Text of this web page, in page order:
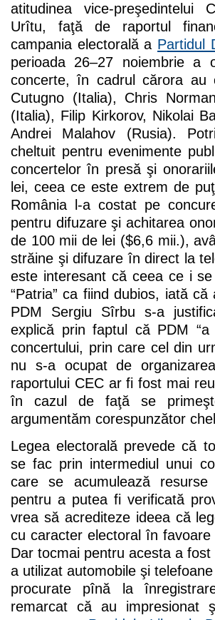
atitudinea vice-preşedintelui
Urîtu, faţă de raportul
campania electorală a Partidul
perioada 26–27 noiembrie a
concerte, în cadrul cărora au
Cutugno (Italia), Chris
(Italia), Filip Kirkorov, Nikolai
Andrei Malahov (Rusia).
cheltuit pentru evenimente
concertelor în presă şi
lei, ceea ce este extrem de
România l-a costat pe
pentru difuzare şi achitarea
de 100 mii de lei ($6,6 mii.),
străine şi difuzare în direct la
este interesant că ceea ce i
“Patria” ca fiind dubios, iată
PDM Sergiu Sîrbu s-a
explică prin faptul că PDM
concertului, prin care cel din
nu s-a ocupat de
raportului CEC ar fi fost mai
în cazul de faţă se
argumentăm corespunzător
Legea electorală prevede că
se fac prin intermediul unui
care se acumulează
pentru a putea fi verificată
vrea să acrediteze ideea că
cu caracter electoral în
Dar tocmai pentru acesta a
a utilizat automobile şi
procurate pînă la
remarcat că au impresionat